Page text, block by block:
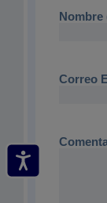
Nombre
Correo